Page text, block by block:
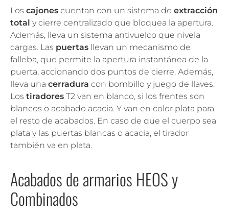
Los cajones cuentan con un sistema de extracción
total y cierre centralizado que bloquea la apertura.
Además, lleva un sistema antivuelco que nivela
cargas. Las puertas llevan un mecanismo de
falleba, que permite la apertura instantánea de la
puerta, accionando dos puntos de cierre. Además,
lleva una cerradura con bombillo y juego de llaves.
Los tiradores T2 van en blanco, si los frentes son
blancos o acabado acacia. Y van en color plata para
el resto de acabados. En caso de que el cuerpo sea
plata y las puertas blancas o acacia, el tirador
también va en plata.
Acabados de armarios HEOS y
Combinados